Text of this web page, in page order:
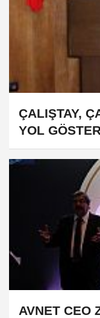
ÇALIŞTAY,
YOL
AVNET CEO